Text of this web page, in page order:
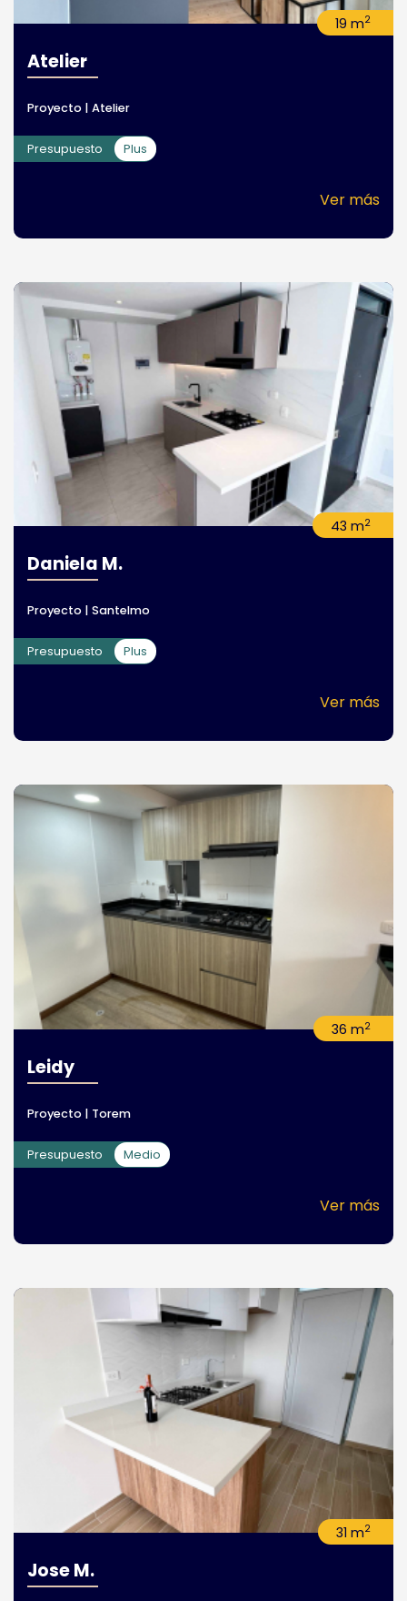
19 m2
Atelier
Proyecto | Atelier
Presupuesto Plus
Ver más
43 m2
Daniela M.
Proyecto | Santelmo
Presupuesto Plus
Ver más
36 m2
Leidy
Proyecto | Torem
Presupuesto Medio
Ver más
31 m2
Jose M.